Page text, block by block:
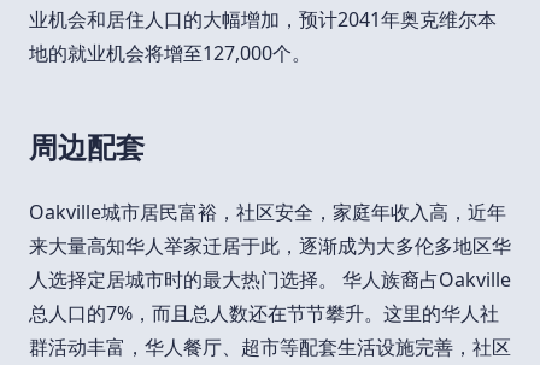
业机会和居住人口的大幅增加，预计2041年奥克维尔本
地的就业机会将增至127,000个。
周边配套
Oakville城市居民富裕，社区安全，家庭年收入高，近年
来大量高知华人举家迁居于此，逐渐成为大多伦多地区华
人选择定居城市时的最大热门选择。 华人族裔占Oakville
总人口的7%，而且总人数还在节节攀升。这里的华人社
群活动丰富，华人餐厅、超市等配套生活设施完善，社区